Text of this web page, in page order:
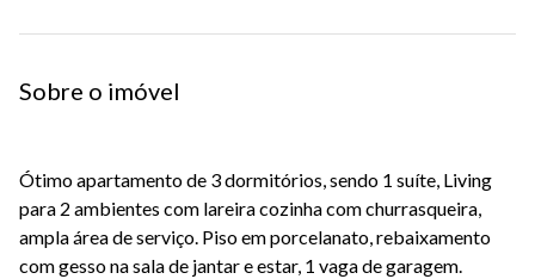
Sobre o imóvel
Ótimo apartamento de 3 dormitórios, sendo 1 suíte, Living
para 2 ambientes com lareira cozinha com churrasqueira,
ampla área de serviço. Piso em porcelanato, rebaixamento
com gesso na sala de jantar e estar, 1 vaga de garagem.